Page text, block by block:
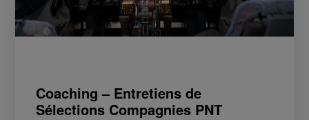
Coaching – Entretiens de
Sélections Compagnies PNT